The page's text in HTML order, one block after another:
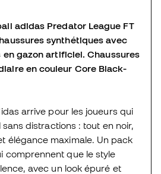
adidas Predator League FT
synthétiques avec
gazon artificiel. Chaussures
en couleur Core Black-
arrive pour les joueurs qui
distractions : tout en noir,
élégance maximale. Un pack
comprennent que le style
avec un look épuré et